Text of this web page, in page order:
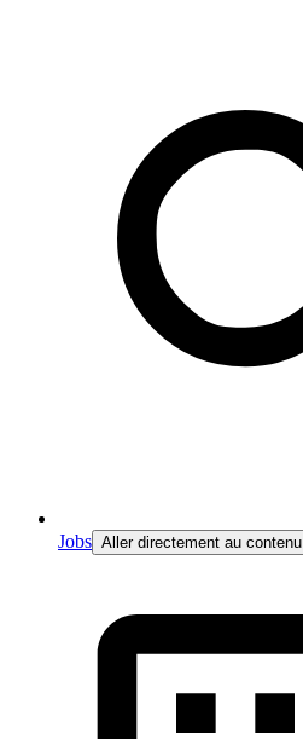
Jobs Aller directement au contenu